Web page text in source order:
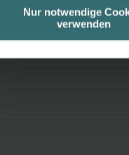
Website verwenden,
auf Ihren Interessen
Nur notwendige
verwenden